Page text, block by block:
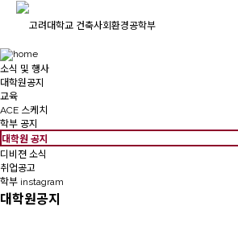
소식 및 행사
대학원공지
교육
ACE 스케치
학부 공지
대학원 공지
디비젼 소식
취업공고
학부 instagram
대학원공지